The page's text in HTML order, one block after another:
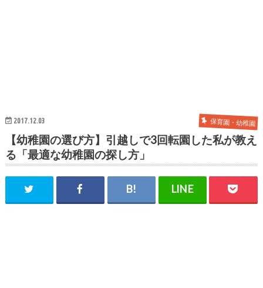
2017.12.03 保育園・幼稚園
【幼稚園の選び方】引越しで3回転園した私が教え
る「最適な幼稚園の探し方」